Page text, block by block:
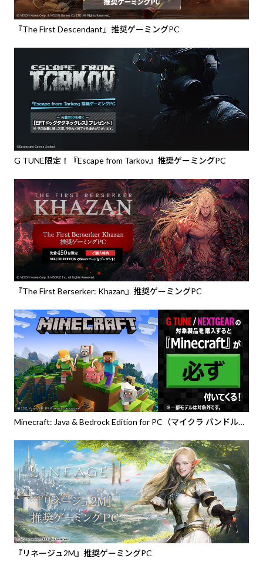
『The First Descendant』推奨ゲーミングPC
G TUNE限定！『Escape from Tarkov』推奨ゲーミングPC
『The First Berserker: Khazan』推奨ゲーミングPC
Minecraft: Java & Bedrock Edition for PC（マイクラ バンドル
『リネージュ2M』推奨ゲーミングPC